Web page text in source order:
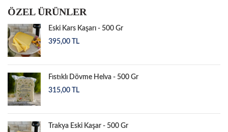
ÖZEL ÜRÜNLER
Eski Kars Kaşarı - 500 Gr
395,00
TL
Fıstıklı Dövme Helva - 500 Gr
315,00
TL
Trakya Eski Kaşar - 500 Gr